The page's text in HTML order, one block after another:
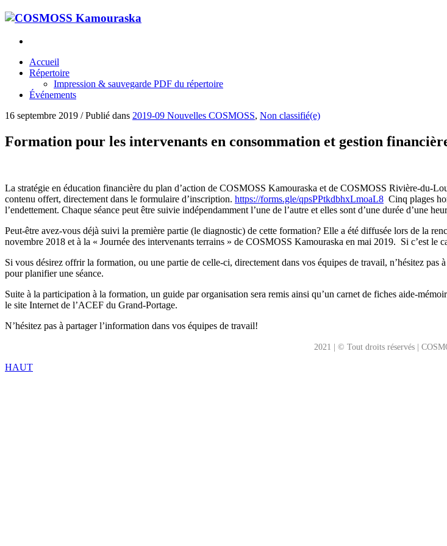
Accueil
Répertoire
Impression & sauvegarde PDF du répertoire
Événements
16 septembre 2019 /Publié dans 2019-09 Nouvelles COSMOSS, Non classifié(e)
Formation pour les intervenants en consommation et gestion
La stratégie en éducation financière du plan d’action de COSMOSS Kamouraska et de COSMOSS Rivière-du-
contenu offert, directement dans le formulaire d’inscription. https://forms.gle/qpsPPtkdbhxLmoaL8 Cinq plages
l’endettement. Chaque séance peut être suivie indépendamment l’une de l’autre et elles sont d’une durée d’une
Peut-être avez-vous déjà suivi la première partie (le diagnostic) de cette formation? Elle a été diffusée lors de la
novembre 2018 et à la « Journée des intervenants terrains » de COSMOSS Kamouraska en mai 2019. Si c’est le
Si vous désirez offrir la formation, ou une partie de celle-ci, directement dans vos équipes de travail, n’hésitez pas
pour planifier une séance.
Suite à la participation à la formation, un guide par organisation sera remis ainsi qu’un carnet de fiches aide-
le site Internet de l’ACEF du Grand-Portage.
N’hésitez pas à partager l’information dans vos équipes de travail!
2021 | © Tout droits réservés |
HAUT